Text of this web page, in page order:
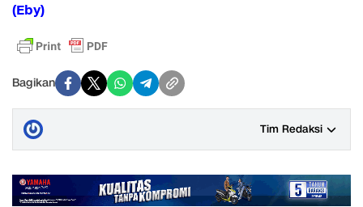
(Eby)
Bagikan
Tim Redaksi